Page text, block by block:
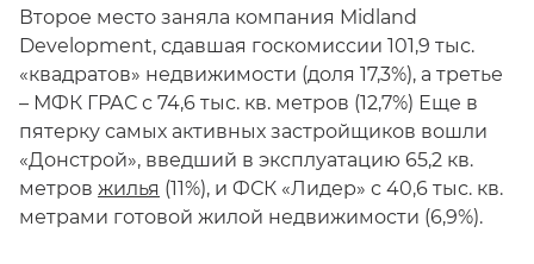
Второе место заняла компания Midland
Development, сдавшая госкомиссии 101,9 тыс.
«квадратов» недвижимости (доля 17,3%), а третье
– МФК ГРАС с 74,6 тыс. кв. метров (12,7%) Еще в
пятерку самых активных застройщиков вошли
«Донстрой», введший в эксплуатацию 65,2 кв.
метров жилья (11%), и ФСК «Лидер» с 40,6 тыс. кв.
метрами готовой жилой недвижимости (6,9%).